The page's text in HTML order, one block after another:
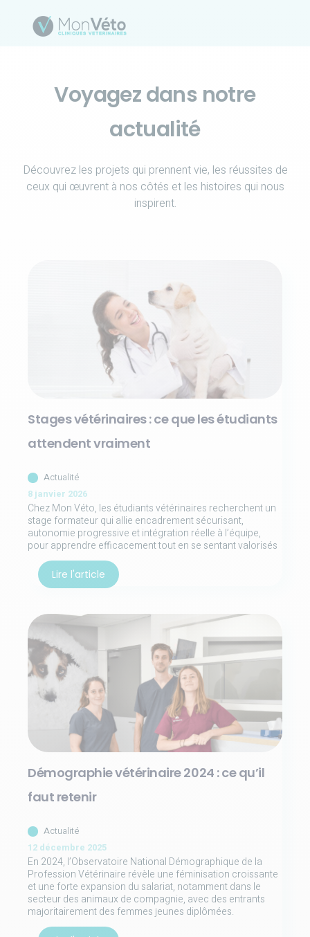
Voyagez dans notre
actualité
Découvrez les projets qui prennent vie, les réussites de
ceux qui œuvrent à nos côtés et les histoires qui nous
inspirent.
Stages vétérinaires : ce que les étudiants
attendent vraiment
Actualité
8 janvier 2026
Chez Mon Véto, les étudiants vétérinaires recherchent un
stage formateur qui allie encadrement sécurisant,
autonomie progressive et intégration réelle à l’équipe,
pour apprendre efficacement tout en se sentant valorisés
Lire l'article
Démographie vétérinaire 2024 : ce qu’il
faut retenir
Actualité
12 décembre 2025
En 2024, l’Observatoire National Démographique de la
Profession Vétérinaire révèle une féminisation croissante
et une forte expansion du salariat, notamment dans le
secteur des animaux de compagnie, avec des entrants
majoritairement des femmes jeunes diplômées.